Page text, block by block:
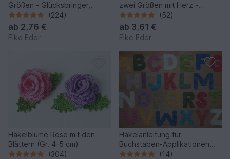
Größen - Glücksbringer,
Schutz, Trost(224)
ab 2,76 €
Elke Eder
zwei Größen mit Herz -
Häkelanleitung
(52)
ab 3,61 €
Elke Eder
Häkelblume Rose mit den
Blättern (Gr. 4-5 cm)
(304)
Häkelanleitung für
Buchstaben-Applikationen
von A-Z
(14)